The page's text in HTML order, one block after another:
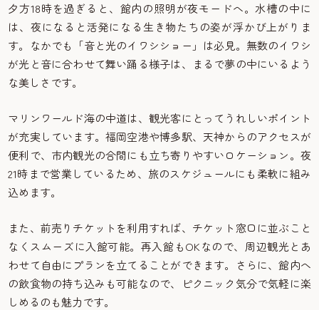
夕方18時を過ぎると、館内の照明が夜モードへ。水槽の中に
は、夜になると活発になる生き物たちの姿が浮かび上がりま
す。なかでも「音と光のイワシショー」は必見。無数のイワシ
が光と音に合わせて舞い踊る様子は、まるで夢の中にいるよう
な美しさです。
マリンワールド海の中道は、観光客にとってうれしいポイント
が充実しています。福岡空港や博多駅、天神からのアクセスが
便利で、市内観光の合間にも立ち寄りやすいロケーション。夜
21時まで営業しているため、旅のスケジュールにも柔軟に組み
込めます。
また、前売りチケットを利用すれば、チケット窓口に並ぶこと
なくスムーズに入館可能。再入館もOKなので、周辺観光とあ
わせて自由にプランを立てることができます。さらに、館内へ
の飲食物の持ち込みも可能なので、ピクニック気分で気軽に楽
しめるのも魅力です。